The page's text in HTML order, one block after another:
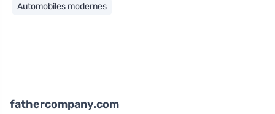
Automobiles modernes
fathercompany.com